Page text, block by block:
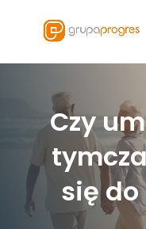
Czy
się